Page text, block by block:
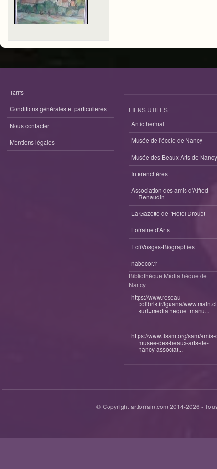
Tarifs
Conditions générales et particulieres
Nous contacter
Mentions légales
LIENS UTILES
Anticthermal
Musée de l'école de Nancy
Musée des Beaux Arts de Nancy
Interenchères
Association des amis d'Alfred
Renaudin
La Gazette de l'Hotel Drouot
Lorraine d'Arts
EcriVosges-Biographies
nabecor.fr
Bibliothèque Médiathèque de
Nancy
https://www.reseau-
colibris.fr/iguana/
surl=mediatheque_manu...
https://www.ffsam.org/sam/amis-
musee-des-beaux-arts-de-
nancy-associat...
© Copyright artlorrain.com 2014-2026 -